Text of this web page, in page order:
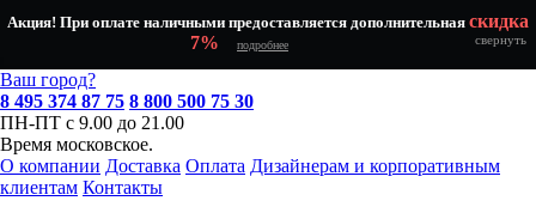
Акция! При оплате наличными предоставляется дополнительная скидка
7%
подробнее свернуть
Ваш город?
8 495 374 87 75 8 800 500 75 30
ПН-ПТ с 9.00 до 21.00
Время московское.
О компании Доставка Оплата Дизайнерам и корпоративным
клиентам Контакты